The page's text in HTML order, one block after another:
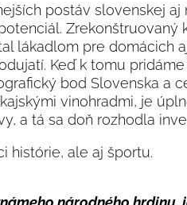
postáv slovenskej aj
Zrekonštruovaný
lákadlom pre domácich
Keď k tomu pridáme
bod Slovenska a
vinohradmi, je
a tá sa doň rozhodla
histórie, ale aj športu.